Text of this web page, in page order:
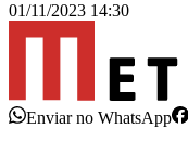
01/11/2023 14:30
Enviar no WhatsApp